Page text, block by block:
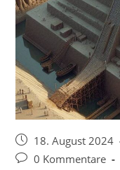
Beitrag
veröffentlicht:
18. August 2024
Beitrags-
0 Kommentare